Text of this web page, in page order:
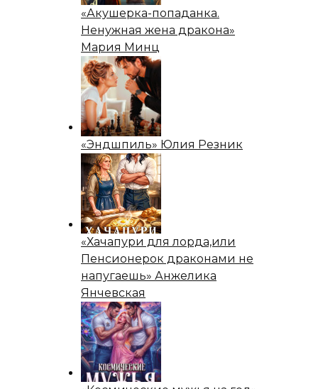
«Акушерка-попаданка.
Ненужная жена дракона»
Мария Минц
«Эндшпиль» Юлия Резник
«Хачапури для лорда,или
Пенсионерок драконами не
напугаешь» Анжелика
Янчевская